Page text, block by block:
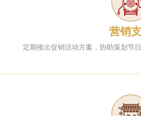
营销
定期推出促销活动方案，协助策划节